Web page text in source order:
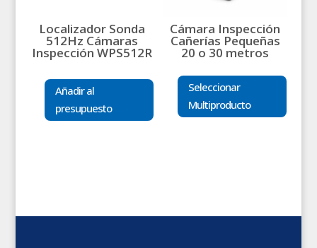
Localizador Sonda
512Hz Cámaras
Inspección WPS512R
Añadir al
presupuesto
Cámara Inspección
Cañerías Pequeñas
20 o 30 metros
Seleccionar
Multiproducto